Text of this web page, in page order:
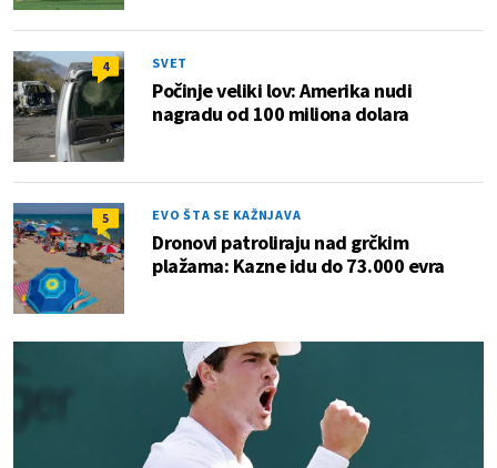
4 SVET
Počinje veliki lov: Amerika nudi
nagradu od 100 miliona dolara
5 EVO ŠTA SE KAŽNJAVA
Dronovi patroliraju nad grčkim
plažama: Kazne idu do 73.000 evra